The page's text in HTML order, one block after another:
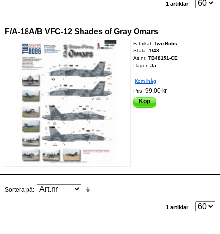
1 artiklar
F/A-18A/B VFC-12 Shades of Gray Omars
Fabrikat:Two Bobs
Skala:1/48
Art.nr:TB48151-CE
I lager: Ja
Kom ihåg
Pris:99,00 kr
Köp
Sortera på
1 artiklar